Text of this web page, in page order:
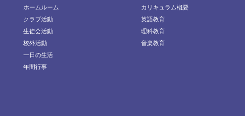
ホームルーム
クラブ活動
生徒会活動
校外活動
一日の生活
年間行事
カリキュラム概要
英語教育
理科教育
音楽教育